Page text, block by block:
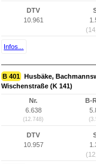
DTV
10.961
Infos...
B 401 Husbäke,
Wischenstraße (K 141)
Nr.
6.638
(12.748)
B-
DTV
10.957